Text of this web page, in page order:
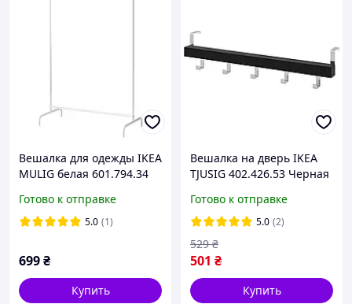
Вешалка для одежды IKEA
MULIG белая 601.794.34
Готово к отправке
5.0 (1)
699₴
Купить
Вешалка на дверь IKEA
TJUSIG 402.426.53 Черная
Готово к отправке
5.0 (2)
501 ₴
529 ₴
Купить